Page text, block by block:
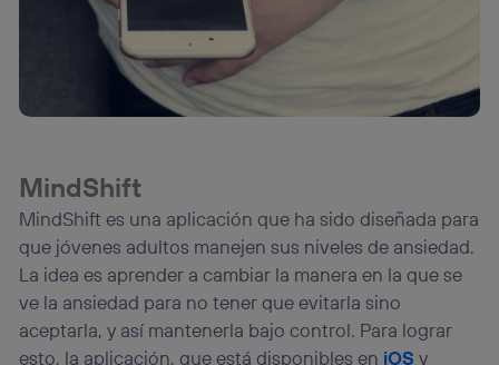
MindShift
MindShift es una aplicación que ha sido diseñada para
que jóvenes adultos manejen sus niveles de ansiedad.
La idea es aprender a cambiar la manera en la que se
ve la ansiedad para no tener que evitarla sino
aceptarla, y así mantenerla bajo control. Para lograr
esto, la aplicación, que está disponibles en iOS y